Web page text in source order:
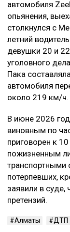
автомобиля
опьянения,
столкнулся с
летний
девушки 20 и
уголовного
Пака
автомобиля
около 219 км/ч.
В июне 2026
виновным по
приговорен к
пожизненным
транспортными
потерпевших,
заявили в суде,
претензий.
Алматы ДТП